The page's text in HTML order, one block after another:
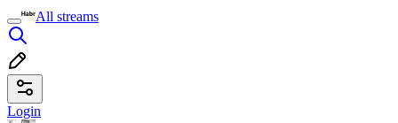
All streams
Login